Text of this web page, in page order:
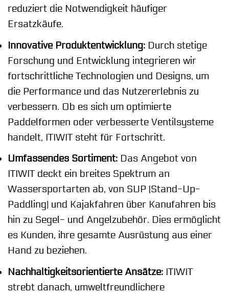
reduziert die Notwendigkeit häufiger
Ersatzkäufe.
Innovative Produktentwicklung: Durch stetige
Forschung und Entwicklung integrieren wir
fortschrittliche Technologien und Designs, um
die Performance und das Nutzererlebnis zu
verbessern. Ob es sich um optimierte
Paddelformen oder verbesserte Ventilsysteme
handelt, ITIWIT steht für Fortschritt.
Umfassendes Sortiment: Das Angebot von
ITIWIT deckt ein breites Spektrum an
Wassersportarten ab, von SUP (Stand-Up-
Paddling) und Kajakfahren über Kanufahren bis
hin zu Segel- und Angelzubehör. Dies ermöglicht
es Kunden, ihre gesamte Ausrüstung aus einer
Hand zu beziehen.
Nachhaltigkeitsorientierte Ansätze: ITIWIT
strebt danach, umweltfreundlichere